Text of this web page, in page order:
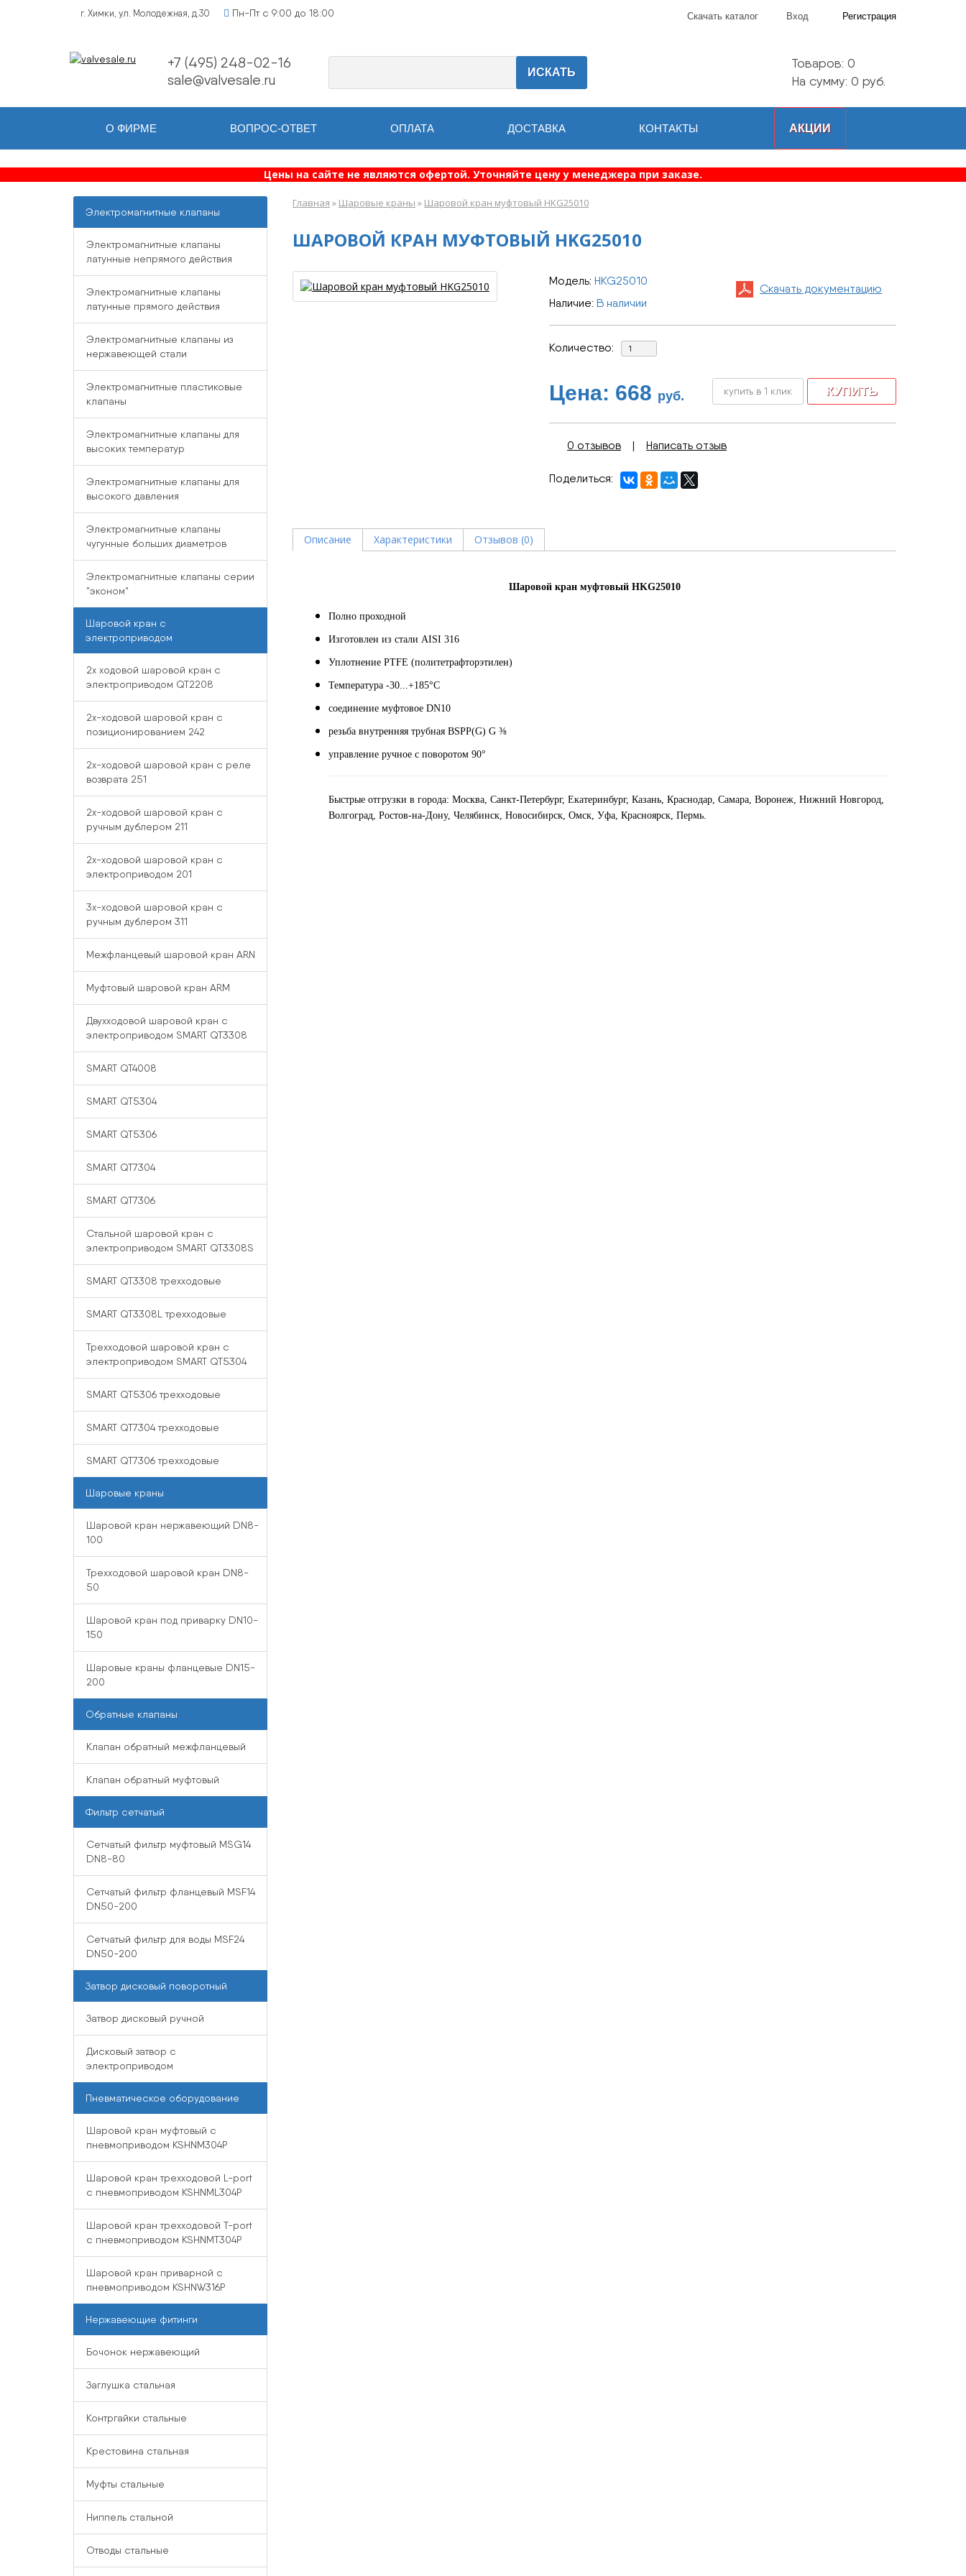
г. Химки, ул. Молодежная, д.30 Пн-Пт с 9:00 до 18:00 Скачать каталог Вход Регистрация
+7 (495) 248-02-16
sale@valvesale.ru
ИСКАТЬ
Товаров: 0
На сумму: 0 руб.
О ФИРМЕ ВОПРОС-ОТВЕТ ОПЛАТА ДОСТАВКА КОНТАКТЫ АКЦИИ
Цены на сайте не являются офертой. Уточняйте цену у менеджера при заказе.
Главная » Шаровые краны » Шаровой кран муфтовый HKG25010
ШАРОВОЙ КРАН МУФТОВЫЙ HKG25010
Скачать документацию
Модель: HKG25010
Наличие: В наличии
Количество:
купить в 1 клик
Цена: 668 руб.
0 отзывов | Написать отзыв
Поделиться
Описание Характеристики Отзывов (0)
Шаровой кран муфтовый HKG25010
Полно проходной
Изготовлен из стали AISI 316
Уплотнение PTFE (политетрафторэтилен)
Температура -30...+185°С
соединение муфтовое DN10
резьба внутренняя трубная BSPP(G) G ⅜
управление ручное с поворотом 90°
Быстрые отгрузки в города: Москва, Санкт-Петербург, Екатеринбург, Казань, Краснодар, Самара, Воронеж, Нижний Новгород,
Волгоград, Ростов-на-Дону, Челябинск, Новосибирск, Омск, Уфа, Красноярск, Пермь.
Электромагнитные клапаны
Электромагнитные клапаны
латунные непрямого действия
Электромагнитные клапаны
латунные прямого действия
Электромагнитные клапаны из
нержавеющей стали
Электромагнитные пластиковые
клапаны
Электромагнитные клапаны для
высоких температур
Электромагнитные клапаны для
высокого давления
Электромагнитные клапаны
чугунные больших диаметров
Электромагнитные клапаны серии
"эконом"
Шаровой кран с
электроприводом
2x ходовой шаровой кран с
электроприводом QT2208
2x-ходовой шаровой кран с
позиционированием 242
2x-ходовой шаровой кран с реле
возврата 251
2x-ходовой шаровой кран с
ручным дублером 211
2x-ходовой шаровой кран с
электроприводом 201
3x-ходовой шаровой кран с
ручным дублером 311
Межфланцевый шаровой кран ARN
Муфтовый шаровой кран ARM
Двухходовой шаровой кран с
электроприводом SMART QT3308
SMART QT4008
SMART QT5304
SMART QT5306
SMART QT7304
SMART QT7306
Стальной шаровой кран с
электроприводом SMART QT3308S
SMART QT3308 трехходовые
SMART QT3308L трехходовые
Трехходовой шаровой кран с
электроприводом SMART QT5304
SMART QT5306 трехходовые
SMART QT7304 трехходовые
SMART QT7306 трехходовые
Шаровые краны
Шаровой кран нержавеющий DN8-
100
Трехходовой шаровой кран DN8-
50
Шаровой кран под приварку DN10-
150
Шаровые краны фланцевые DN15-
200
Обратные клапаны
Клапан обратный межфланцевый
Клапан обратный муфтовый
Фильтр сетчатый
Сетчатый фильтр муфтовый MSG14
DN8-80
Сетчатый фильтр фланцевый MSF14
DN50-200
Сетчатый фильтр для воды MSF24
DN50-200
Затвор дисковый поворотный
Затвор дисковый ручной
Дисковый затвор с
электроприводом
Пневматическое оборудование
Шаровой кран муфтовый с
пневмоприводом KSHNM304P
Шаровой кран трехходовой L-port
с пневмоприводом KSHNML304P
Шаровой кран трехходовой T-port
с пневмоприводом KSHNMT304P
Шаровой кран приварной с
пневмоприводом KSHNW316P
Нержавеющие фитинги
Бочонок нержавеющий
Заглушка стальная
Контргайки стальные
Крестовина стальная
Муфты стальные
Ниппель стальной
Отводы стальные